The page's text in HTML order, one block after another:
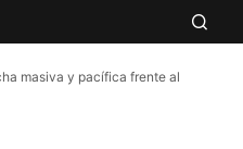
masiva y pacífica frente al